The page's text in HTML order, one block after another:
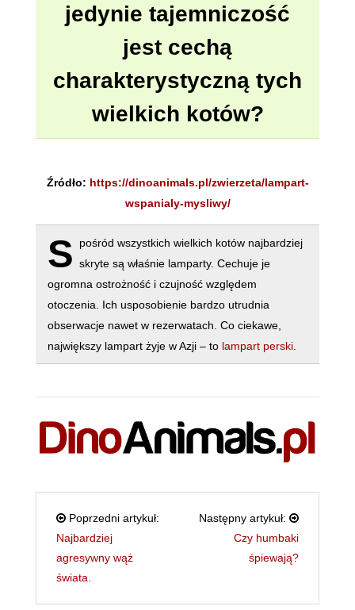
jedynie tajemniczość
jest cechą
charakterystyczną tych
wielkich kotów?
Źródło: https://dinoanimals.pl/zwierzeta/lampart-
wspanialy-mysliwy/
S
pośród wszystkich wielkich kotów najbardziej
skryte są właśnie lamparty. Cechuje je
ogromna ostrożność i czujność względem
otoczenia. Ich usposobienie bardzo utrudnia
obserwacje nawet w rezerwatach. Co ciekawe,
największy lampart żyje w Azji – to lampart perski.
Poprzedni artykuł:
Najbardziej
agresywny wąż
świata.
Następny artykuł:
Czy humbaki
śpiewają?